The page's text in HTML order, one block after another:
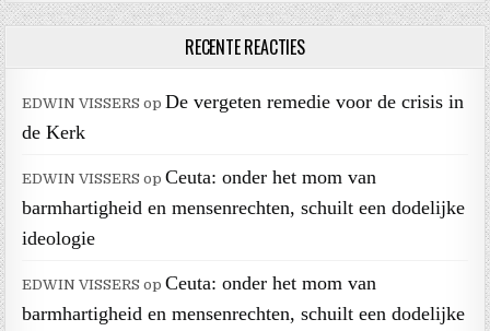
RECENTE REACTIES
EDWIN VISSERS op De vergeten remedie voor de crisis in
de Kerk
EDWIN VISSERS opCeuta: onder het mom van
barmhartigheid en mensenrechten, schuilt een dodelijke
ideologie
EDWIN VISSERS opCeuta: onder het mom van
barmhartigheid en mensenrechten, schuilt een dodelijke